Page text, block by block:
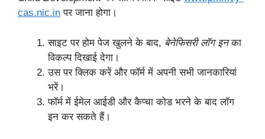
cas.nic.in पर जाना होगा।
साइट पर होम पेज खुलने के बाद, बेनेफिसरी लॉग इनका
विकल्प दिखाई देगा।
उस पर क्लिक करें और फॉर्म में अपनी सभी जानकारियां
भरें।
फॉर्म में ईमेल आईडी और कैप्चा कोड भरने के बाद लॉग
इन कर सकते हैं।